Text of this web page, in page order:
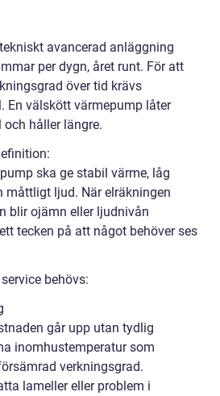
avancerad anläggning
per dygn, året runt. För att
över tid krävs
En välskött värmepump låter
och håller längre.
ska ge stabil värme, låg
måttligt ljud. När elräkningen
blir ojämn eller ljudnivån
tecken på att något behöver ses
behövs:
går upp utan tydlig
inomhustemperatur som
verkningsgrad.
lameller eller problem i